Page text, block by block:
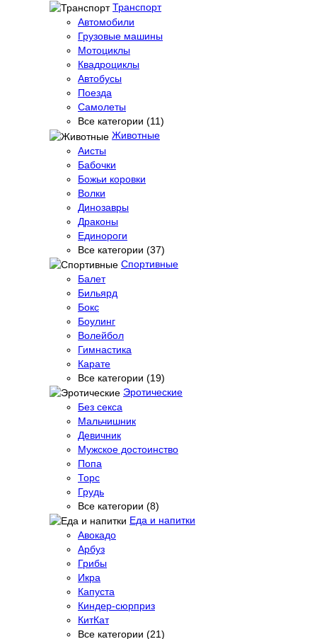
Транспорт
Автомобили
Грузовые машины
Мотоциклы
Квадроциклы
Автобусы
Поезда
Самолеты
Все категории (11)
Животные
Аисты
Бабочки
Божьи коровки
Волки
Динозавры
Драконы
Единороги
Все категории (37)
Спортивные
Балет
Бильярд
Бокс
Боулинг
Волейбол
Гимнастика
Карате
Все категории (19)
Эротические
Без секса
Мальчишник
Девичник
Мужское достоинство
Попа
Торс
Грудь
Все категории (8)
Еда и напитки
Авокадо
Арбуз
Грибы
Икра
Капуста
Киндер-сюрприз
КитКат
Все категории (21)